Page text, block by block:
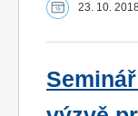
23. 10.